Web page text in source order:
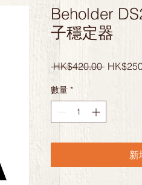
Beholder
子穩定器
HK$420.00 一
數量 *
新